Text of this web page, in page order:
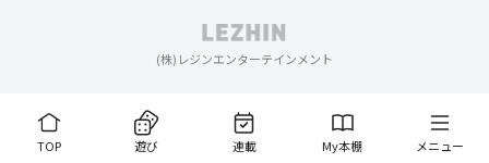
TOP 遊び 連載 My本棚 メニュー
(株)レジンエンターテインメント